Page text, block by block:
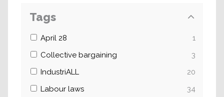
Tags
April 28
1
Collective bargaining
3
IndustriALL
20
Labour laws
34